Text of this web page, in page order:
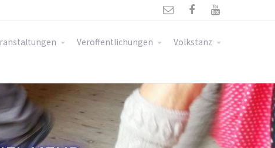
  
Veröffentlichungen Volkstanz